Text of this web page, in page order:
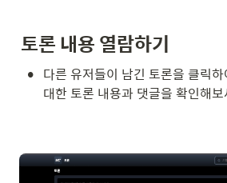
토론 내용 열람하기
• 다른 유저들이 남긴 토론을 클릭
대한 토론 내용과 댓글을 확인해